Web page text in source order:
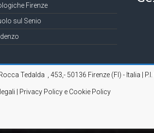
Firenze
sul Senio
Tedalda , 453,- 50136 Firenze (FI) - Italia | P.I.
| Privacy Policy e Cookie Policy